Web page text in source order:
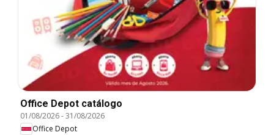
Office Depot catálogo
01/08/2026-31/08/2026
Office Depot